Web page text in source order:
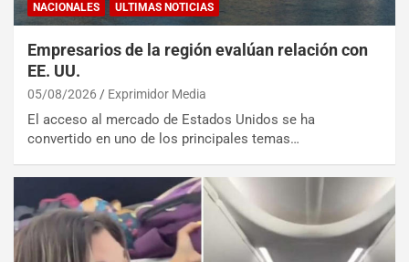
NACIONALES
ULTIMAS NOTICIAS
Empresarios de la región evalúan relación con
EE. UU.
05/08/2026 Exprimidor Media
El acceso al mercado de Estados Unidos se ha
convertido en uno de los principales temas…